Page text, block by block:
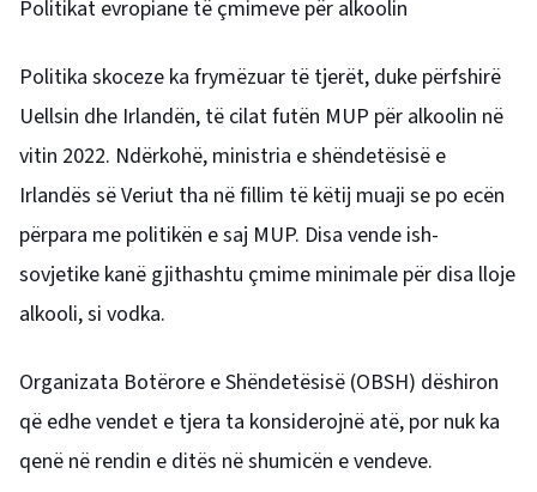
Politikat evropiane të çmimeve për alkoolin
Politika skoceze ka frymëzuar të tjerët, duke përfshirë
Uellsin dhe Irlandën, të cilat futën MUP për alkoolin në
vitin 2022. Ndërkohë, ministria e shëndetësisë e
Irlandës së Veriut tha në fillim të këtij muaji se po ecën
përpara me politikën e saj MUP. Disa vende ish-
sovjetike kanë gjithashtu çmime minimale për disa lloje
alkooli, si vodka.
Organizata Botërore e Shëndetësisë (OBSH) dëshiron
që edhe vendet e tjera ta konsiderojnë atë, por nuk ka
qenë në rendin e ditës në shumicën e vendeve.